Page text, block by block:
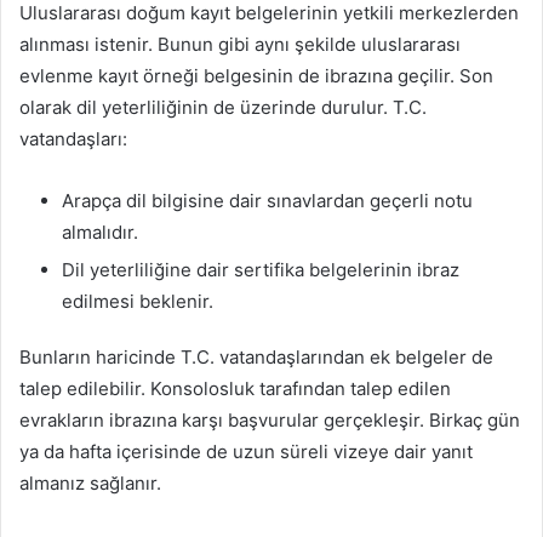
Uluslararası doğum kayıt belgelerinin yetkili merkezlerden
alınması istenir. Bunun gibi aynı şekilde uluslararası
evlenme kayıt örneği belgesinin de ibrazına geçilir. Son
olarak dil yeterliliğinin de üzerinde durulur. T.C.
vatandaşları:
Arapça dil bilgisine dair sınavlardan geçerli notu
almalıdır.
Dil yeterliliğine dair sertifika belgelerinin ibraz
edilmesi beklenir.
Bunların haricinde T.C. vatandaşlarından ek belgeler de
talep edilebilir. Konsolosluk tarafından talep edilen
evrakların ibrazına karşı başvurular gerçekleşir. Birkaç gün
ya da hafta içerisinde de uzun süreli vizeye dair yanıt
almanız sağlanır.